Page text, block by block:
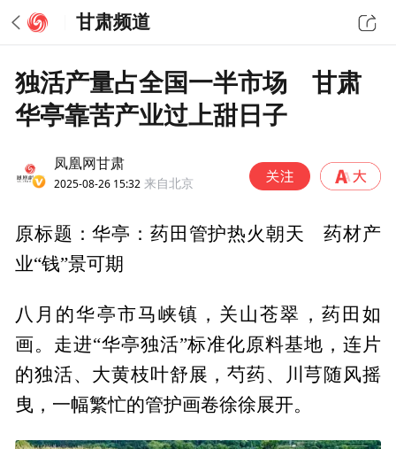
甘肃频道
独活产量占全国一半市场 甘肃
华亭靠苦产业过上甜日子
凤凰网甘肃
2025-08-26 15:32 来自北京
原标题：华亭：药田管护热火朝天 药材产
业“钱”景可期
八月的华亭市马峡镇，关山苍翠，药田如
画。走进“华亭独活”标准化原料基地，连片
的独活、大黄枝叶舒展，芍药、川芎随风摇
曳，一幅繁忙的管护画卷徐徐展开。